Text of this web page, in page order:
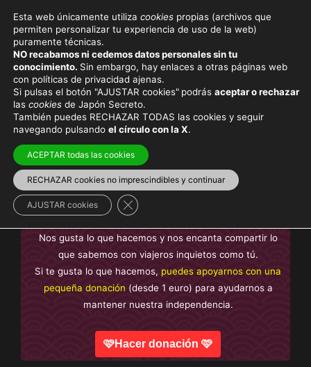
VEGETARIANO
Viaja con el mejor seguro y
En Japón Secreto te ofrecemos contenido
sin anuncios
intrusivos y sin contenido de pago
Nos gusta lo que hacemos y nos encanta compartir lo
que sabemos con viajeros inquietos como tú.
Si te gusta lo que hacemos, puedes apoyarnos con una
pequeña donación (desde 1 euro) para ayudarnos a
mantener nuestra independencia.
🩷Hacer donación 🩷
Esta web únicamente utiliza cookies propias (archivos que
permiten personalizar tu experiencia de uso de la web)
puramente técnicas.
NO recabamos ni cedemos datos personales sin tu
conocimiento. Sin embargo, hay enlaces a otras páginas web
con políticas de privacidad ajenas.
Si pulsas el botón "AJUSTAR cookies" podrás aceptar o rechazar
las cookies de Japón Secreto.
También puedes RECHAZAR TODAS las cookies y seguir
navegando pulsando el círculo con la X.
ACEPTAR todas las cookies
RECHAZAR cookies no imprescindibles y continuar
AJUSTAR cookies Cerrar el banner de cookies RGPD